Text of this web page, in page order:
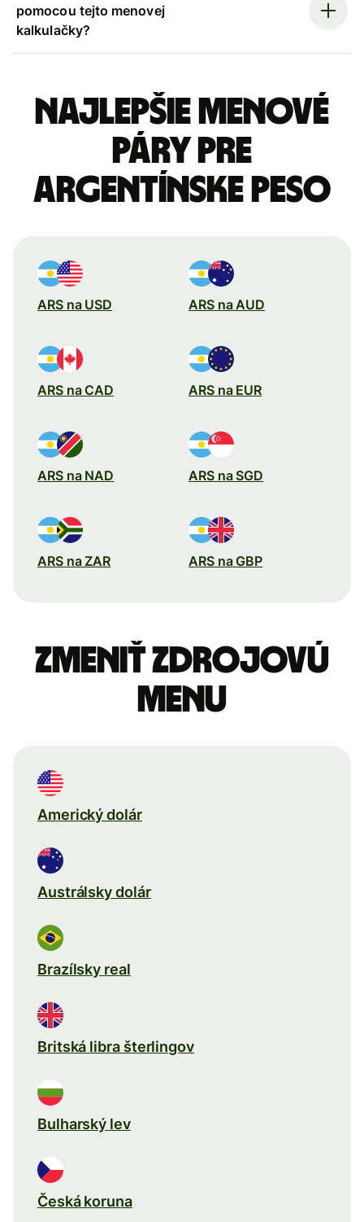
pomocou tejto menovej
kalkulačky?
Najlepšie menové
páry pre
Argentínske peso
ARS na USD ARS na AUD
ARS na CAD ARS na EUR
ARS na NAD ARS na SGD
ARS na ZAR ARS na GBP
Zmeniť zdrojovú
menu
Americký dolár
Austrálsky dolár
Brazílsky real
Britská libra šterlingov
Bulharský lev
Česká koruna